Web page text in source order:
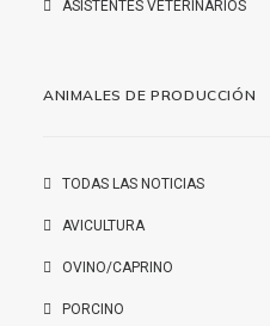
ASISTENTES VETERINARIOS
ANIMALES DE PRODUCCIÓN
TODAS LAS NOTICIAS
AVICULTURA
OVINO/CAPRINO
PORCINO